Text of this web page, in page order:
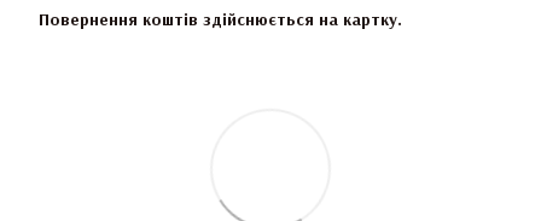
Повернення коштів здійснюється на картку.